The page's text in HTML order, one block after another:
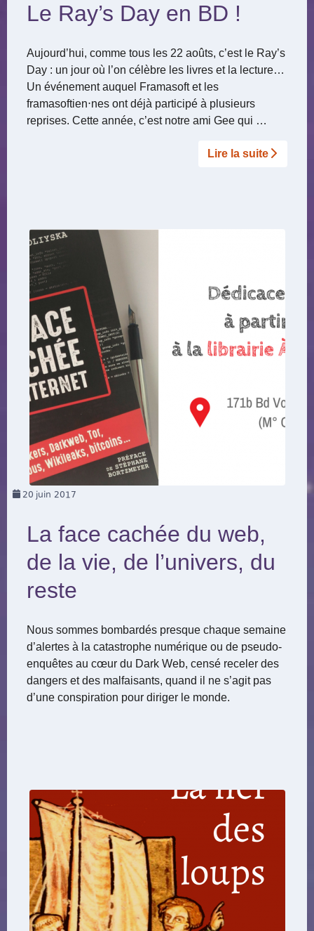
Le Ray’s Day en BD !
Aujourd’hui, comme tous les 22 aoûts, c’est le Ray’s
Day : un jour où l’on célèbre les livres et la lecture…
Un événement auquel Framasoft et les
framasoftien⋅nes ont déjà participé à plusieurs
reprises. Cette année, c’est notre ami Gee qui …
Lire la suite­­
20 juin 2017
La face cachée du web,
de la vie, de l’univers, du
reste
Nous sommes bombardés presque chaque semaine
d’alertes à la catastrophe numérique ou de pseudo-
enquêtes au cœur du Dark Web, censé receler des
dangers et des malfaisants, quand il ne s’agit pas
d’une conspiration pour diriger le monde.